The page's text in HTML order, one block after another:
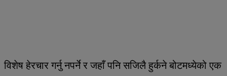
विशेष हेरचार गर्नु नपर्ने र जहाँ पनि सजिलै हुर्कने बोटमध्येको एक